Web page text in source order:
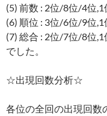
(5) 前数 : 2位/8位/4位
(6) 順位 : 3位/6位/9位
(7) 総合 : 2位/7位/8位
でした。
☆出現回数分析☆
各位の全回の出現回数